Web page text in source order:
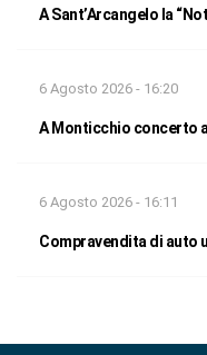
A Sant’Arcangelo la
6 Agosto 2026 - 16:20
A Monticchio concerto
6 Agosto 2026 - 16:11
Compravendita di auto